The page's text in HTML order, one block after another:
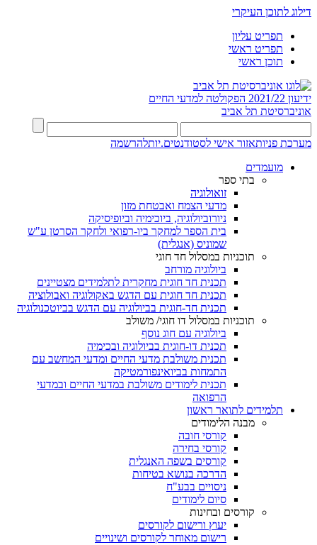
דילוג לתוכן העיקרי
תפריט עליון
תפריט ראשי
תוכן ראשי
ידיעון 2021/22
הפקולטה למדעי החיים
אוניברסיטת תל אביב
מערכת פניותאזור אישי לסטודנטים.יותלהרשמה
מועמדים
בתי ספר
זואולוגיה
מדעי הצמח ואבטחת מזון
ניורוביולוגיה, ביוכימיה וביופיסיקה
בית הספר למחקר ביו-רפואי ולחקר הסרטן ע"ש
שמוניס (אנגלית)
תוכניות במסלול חד חוגי
ביולוגיה מורחב
תכנית חד חוגית מחקרית לתלמידים מצטיינים
תכנית חד חוגית עם הדגש באקולוגיה ואבולוציה
תכנית חד-חוגית בביולוגיה עם הדגש בביוטכנולוגיה
תוכניות במסלול דו חוגי/ משולב
ביולוגיה עם חוג נוסף
תכנית דו-חוגית בביולוגיה ובכימיה
תכנית משולבת מדעי החיים ומדעי המחשב עם
התמחות בביואינפורמטיקה
תכנית לימודים משולבת במדעי החיים ובמדעי
הרפואה
תלמידים לתואר ראשון
מבנה הלימודים
קורסי חובה
קורסי בחירה
קורסים בשפה האנגלית
הדרכה בנושא בטיחות
ניסויים בבע"ח
סיום לימודים
קורסים ובחינות
יעוץ ורישום לקורסים
רישום מאוחר לקורסים ושינויים